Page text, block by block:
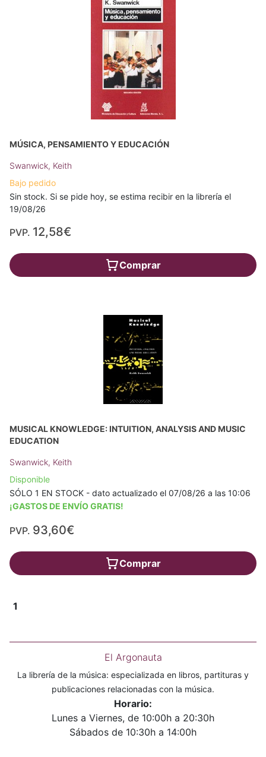
MÚSICA, PENSAMIENTO Y EDUCACIÓN
Swanwick, Keith
Bajo pedido
Sin stock. Si se pide hoy, se estima recibir en la librería el
19/08/26
PVP. 12,58€
Comprar
MUSICAL KNOWLEDGE: INTUITION, ANALYSIS AND MUSIC
EDUCATION
Swanwick, Keith
Disponible
SÓLO 1 EN STOCK - dato actualizado el 07/08/26 a las 10:06
¡GASTOS DE ENVÍO GRATIS!
PVP. 93,60€
Comprar
1
El Argonauta
La librería de la música: especializada en libros, partituras y
publicaciones relacionadas con la música.
Horario:
Lunes a Viernes, de 10:00h a 20:30h
Sábados de 10:30h a 14:00h